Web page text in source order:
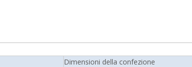
Dimensioni della confezione